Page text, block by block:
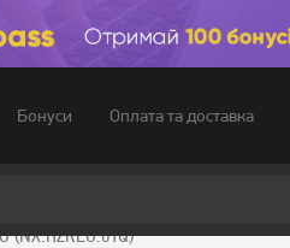
Бонуси Оплата та доставка
(NX.HZREU.01Q)